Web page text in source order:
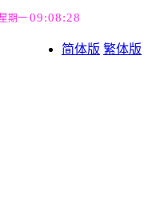
期一 09:08:29
简体版 繁体版